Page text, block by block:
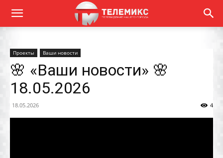
Проекты Ваши новости
🌸 «Ваши новости» 🌸
18.05.2026
18.05.2026 4